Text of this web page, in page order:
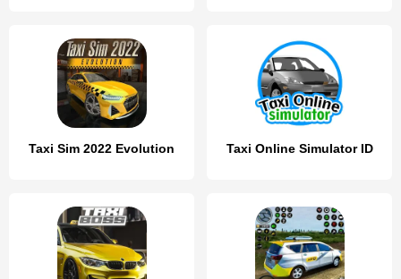
Taxi Sim 2022 Evolution Taxi Online Simulator ID